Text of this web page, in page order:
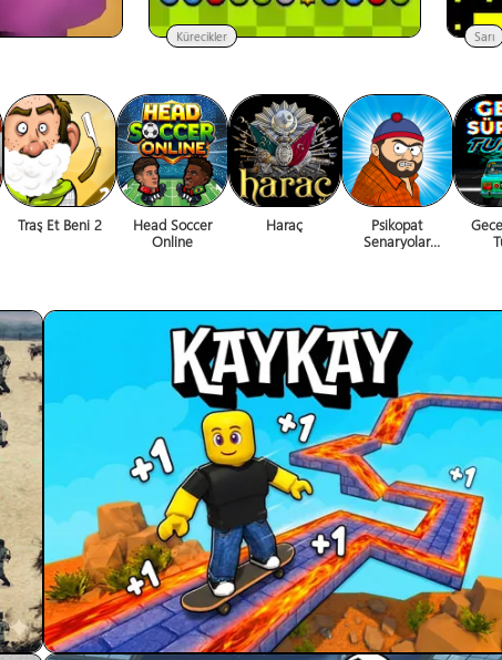
Kürecikler Sarı
Traş Et Beni 2
Head Soccer
Online
Haraç
Psikopat
Senaryolar